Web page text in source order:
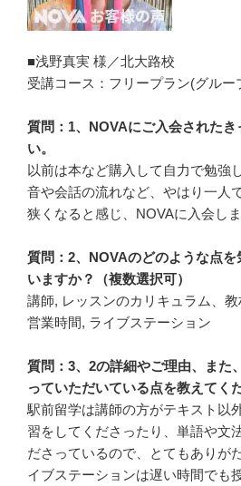
■浅野真実 様／北大路校
受講コース：フリープラン(グルー
質問：1、NOVAにご入会されたき
い。
以前は本など購入して自力で勉強
音や会話の流れなど、やはり一人
狭くなると感じ、NOVAに入会し
質問：2、NOVAのどのような点
いますか？（複数選択可）
講師, レッスンのカリキュラム、教
営業時間, ライブステーション
質問：3、2の詳細やご理由、また
っていただいている点を教えてく
駅前留学は講師の方がテキスト以
習をしてくださったり、単語や文
ださっているので、とてもありが
イブステーションは遅い時間でも